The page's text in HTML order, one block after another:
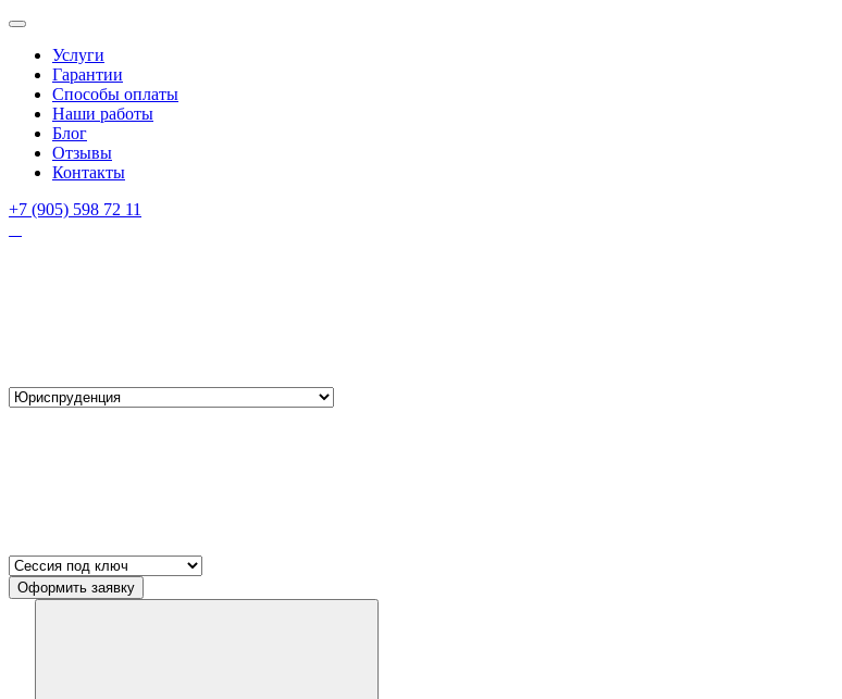
Услуги
Гарантии
Способы оплаты
Наши работы
Блог
Отзывы
Контакты
+7 (905) 598 72 11
Оформить заявку